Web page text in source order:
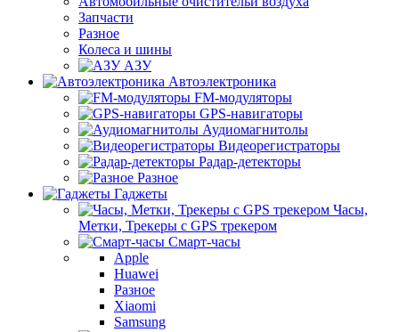
Запчасти
Разное
Колеса и шины
АЗУ
Автоэлектроника
FM-модуляторы
GPS-навигаторы
Аудиомагнитолы
Видеорегистраторы
Радар-детекторы
Разное
Гаджеты
Часы,
Метки, Трекеры с GPS трекером
Смарт-часы
Apple
Huawei
Разное
Xiaomi
Samsung